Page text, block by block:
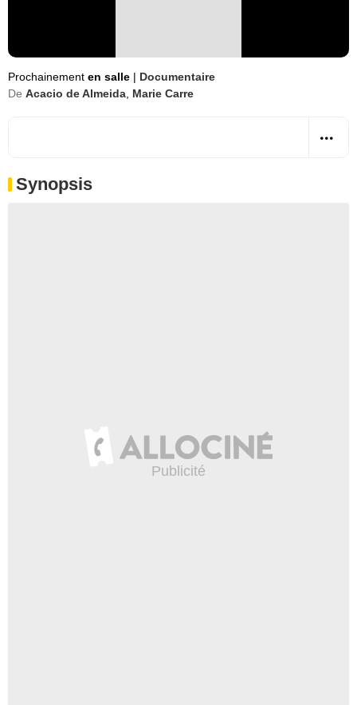
Prochainement en salle | Documentaire
De Acacio de Almeida Marie Carre
Synopsis